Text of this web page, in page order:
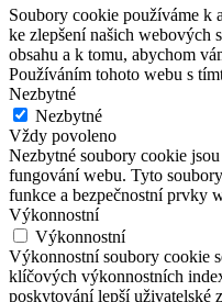
Soubory cookie používáme k
ke zlepšení našich webových
obsahu a k tomu, abychom
Používáním tohoto webu s
Nezbytné
Nezbytné
Vždy povoleno
Nezbytné soubory cookie
fungování webu. Tyto
funkce a bezpečnostní prvky
Výkonnostní
Výkonnostní
Výkonnostní soubory cookie
klíčových výkonnostních
poskytování lepší uživatelské